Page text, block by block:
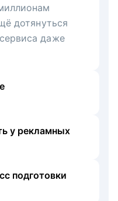
дотянуться
даже
у рекламных
подготовки